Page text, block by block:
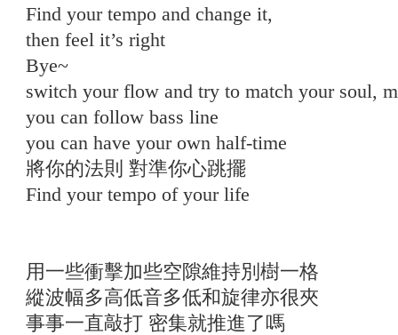
Find your tempo and change it,
then feel it’s right
Bye~
switch your flow and try to match your soul,
you can follow bass line
you can have your own half-time
將你的法則 對準你心跳擺
Find your tempo of your life
用一些衝擊加些空隙維持別樹一格
縱波幅多高低音多低和旋律亦很夾
事事一直敲打 密集就推進了嗎